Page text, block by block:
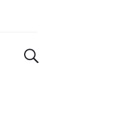
Поиск по сайту